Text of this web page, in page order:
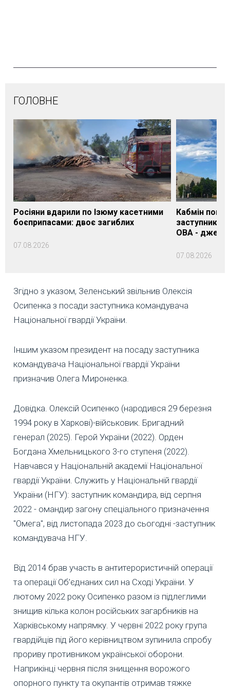
ГОЛОВНЕ
Росіяни вдарили по Ізюму касетними
боєприпасами: двоє загиблих
07.08.2026
Кабмін
заступника
ОВА -
07.08.2026
Згідно з указом, Зеленський звільнив Олексія
Осипенка з посади заступника командувача
Національної гвардії України.
Іншим указом президент на посаду заступника
командувача Національної гвардії України
призначив Олега Мироненка.
Довідка. Олексій Осипенко (народився 29 березня
1994 року в Харкові)-військовик. Бригадний
генерал (2025). Герой України (2022). Орден
Богдана Хмельницького 3-го ступеня (2022).
Навчався у Національній академії Національної
гвардії України. Служить у Національній гвардії
України (НГУ): заступник командира, від серпня
2022 - омандир загону спеціального призначення
"Омега", від листопада 2023 до сьогодні -заступник
командувача НГУ.
Від 2014 брав участь в антитерористичній операції
та операції Об’єднаних сил на Сході України. У
лютому 2022 року Осипенко разом із підлеглими
знищив кілька колон російських загарбників на
Харківському напрямку. У червні 2022 року група
гвардійців під його керівництвом зупинила спробу
прориву противником української оборони.
Наприкінці червня після знищення ворожого
опорного пункту та окупантів отримав тяжке